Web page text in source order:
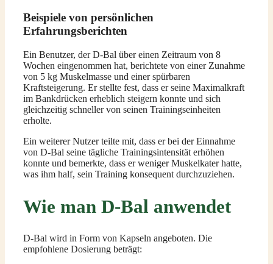
Beispiele von persönlichen
Erfahrungsberichten
Ein Benutzer, der D-Bal über einen Zeitraum von 8
Wochen eingenommen hat, berichtete von einer Zunahme
von 5 kg Muskelmasse und einer spürbaren
Kraftsteigerung. Er stellte fest, dass er seine Maximalkraft
im Bankdrücken erheblich steigern konnte und sich
gleichzeitig schneller von seinen Trainingseinheiten
erholte.
Ein weiterer Nutzer teilte mit, dass er bei der Einnahme
von D-Bal seine tägliche Trainingsintensität erhöhen
konnte und bemerkte, dass er weniger Muskelkater hatte,
was ihm half, sein Training konsequent durchzuziehen.
Wie man D-Bal anwendet
D-Bal wird in Form von Kapseln angeboten. Die
empfohlene Dosierung beträgt: